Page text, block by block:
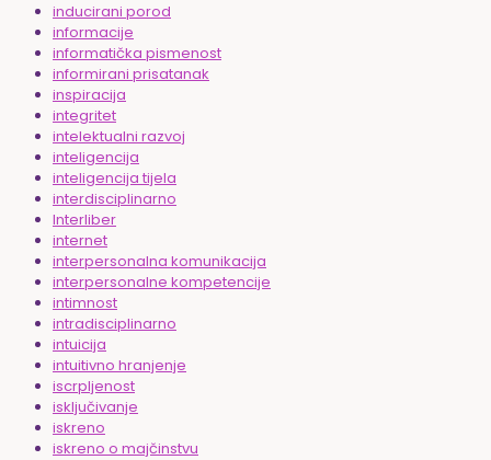
inducirani porod
informacije
informatička pismenost
informirani prisatanak
inspiracija
integritet
intelektualni razvoj
inteligencija
inteligencija tijela
interdisciplinarno
Interliber
internet
interpersonalna komunikacija
interpersonalne kompetencije
intimnost
intradisciplinarno
intuicija
intuitivno hranjenje
iscrpljenost
isključivanje
iskreno
iskreno o majčinstvu